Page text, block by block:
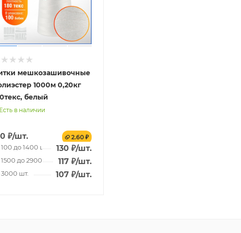
мешкозашивочные
1000м 0,20кг
белый
Есть в наличии
₽/шт. 2.60 ₽
100 до 1400 шт. 130 ₽/шт.
1500 до 2900 шт. 117 ₽/шт.
3000 шт. 107 ₽/шт.